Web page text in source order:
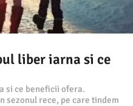
liber iarna si ce
si ce beneficii ofera.
sezonul rece, pe care tindem